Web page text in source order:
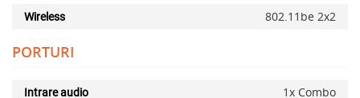
Wireless 802.11be 2x2
PORTURI
Intrare audio 1x Combo